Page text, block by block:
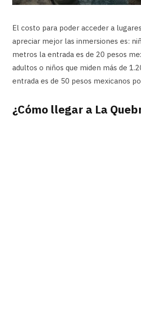
El costo para poder acceder a
apreciar mejor las inmersiones es:
metros la entrada es de 20 pesos
adultos o niños que miden más de
entrada es de 50 pesos mexicanos
¿Cómo llegar a La